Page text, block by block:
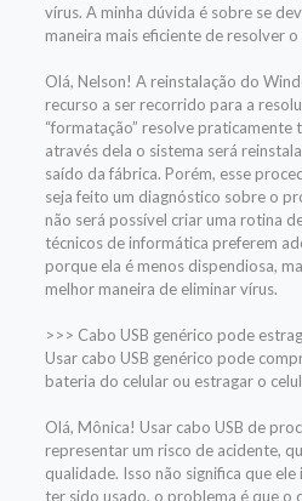
vírus. A minha dúvida é sobre se
maneira mais eficiente de resolver
Olá, Nelson! A reinstalação do
recurso a ser recorrido para a
“formatação” resolve
através dela o sistema será
saído da fábrica. Porém, esse
seja feito um diagnóstico sobre o
não será possível criar uma rotina
técnicos de informática preferem
porque ela é menos dispendiosa,
melhor maneira de eliminar vírus.
>>> Cabo USB genérico pode
Usar cabo USB genérico pode
bateria do celular ou estragar o
Olá, Mônica! Usar cabo USB de
representar um risco de acidente,
qualidade. Isso não significa que
ter sido usado, o problema é que o